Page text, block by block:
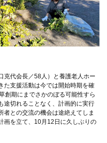
克代会長／58人）と養護老人ホー
た支援活動は今では開始時期を確
創期にまでさかのぼる可能性すら
途切れることなく、計画的に実行
者との交流の機会は途絶えてしま
画を立て、10月12日に久しぶりの